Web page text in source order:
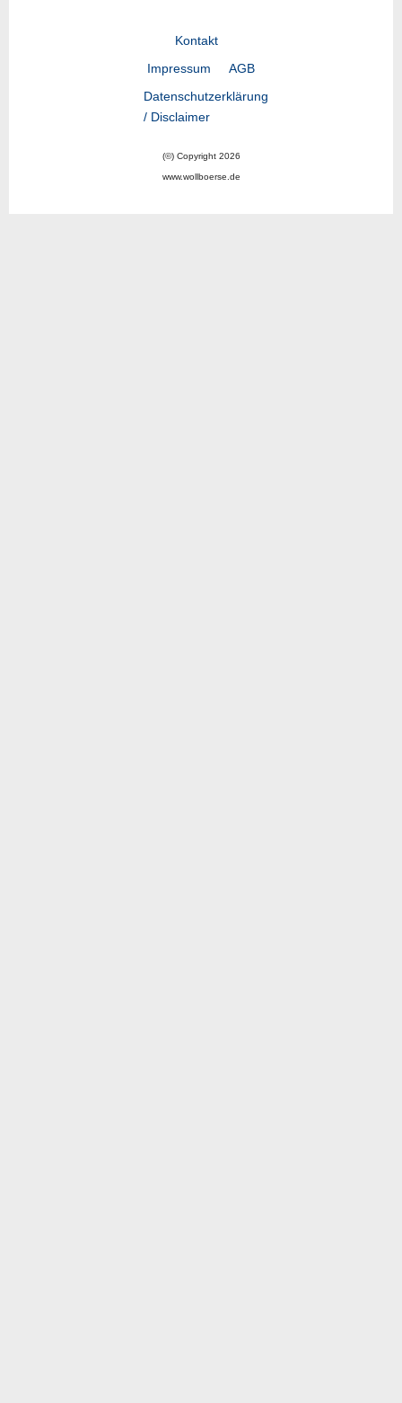
Kontakt
Impressum
AGB
Datenschutzerklärung
/ Disclaimer
(©) Copyright 2026
www.wollboerse.de